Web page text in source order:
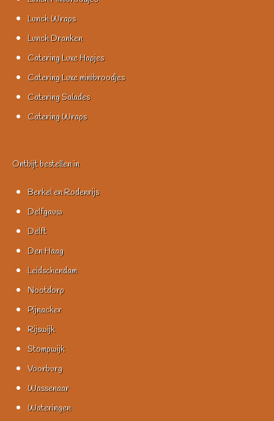
Lunch Wraps
Lunch Dranken
Catering Luxe Hapjes
Catering Luxe minibroodjes
Catering Salades
Catering Wraps
Ontbijt bestellen in
Berkel en Rodenrijs
Delfgauw
Delft
Den Haag
Leidschendam
Nootdorp
Pijnacker
Rijswijk
Stompwijk
Voorburg
Wassenaar
Wateringen